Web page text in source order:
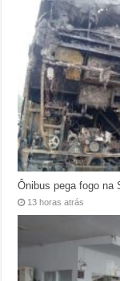
Ônibus pega fogo na
13 horas atrás